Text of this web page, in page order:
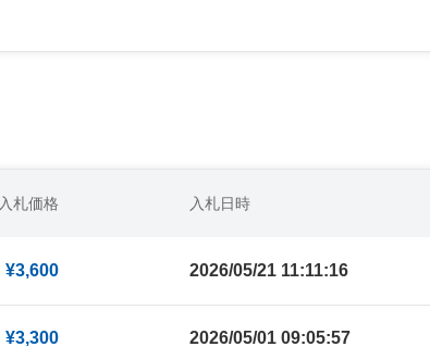
入札価格 入札日時
¥3,600 2026/05/21 11:11:16
¥3,300 2026/05/01 09:05:57